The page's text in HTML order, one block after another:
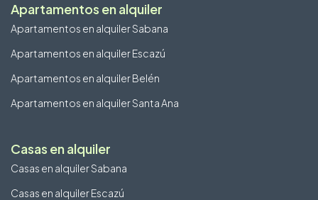
Apartamentos en alquiler
Apartamentos en alquiler Sabana
Apartamentos en alquiler Escazú
Apartamentos en alquiler Belén
Apartamentos en alquiler Santa Ana
Casas en alquiler
Casas en alquiler Sabana
Casas en alquiler Escazú